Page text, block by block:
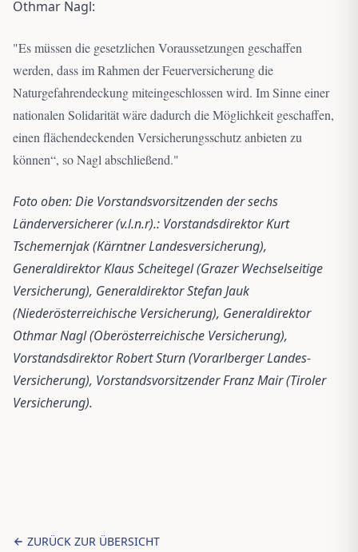
Othmar Nagl:
"Es müssen die gesetzlichen Voraussetzungen geschaffen
werden, dass im Rahmen der Feuerversicherung die
Naturgefahrendeckung miteingeschlossen wird. Im Sinne einer
nationalen Solidarität wäre dadurch die Möglichkeit geschaffen,
einen flächendeckenden Versicherungsschutz anbieten zu
können“, so Nagl abschließend."
Foto oben: Die Vorstandsvorsitzenden der sechs
Länderversicherer (v.l.n.r).: Vorstandsdirektor Kurt
Tschemernjak (Kärntner Landesversicherung),
Generaldirektor Klaus Scheitegel (Grazer Wechselseitige
Versicherung), Generaldirektor Stefan Jauk
(Niederösterreichische Versicherung), Generaldirektor
Othmar Nagl (Oberösterreichische Versicherung),
Vorstandsdirektor Robert Sturn (Vorarlberger Landes-
Versicherung), Vorstandsvorsitzender Franz Mair (Tiroler
Versicherung).
ZURÜCK ZUR ÜBERSICHT